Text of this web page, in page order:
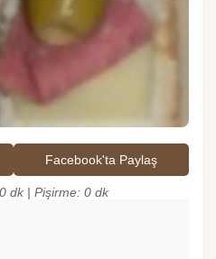
Facebook'ta Paylaş
dk | Pişirme: 0 dk